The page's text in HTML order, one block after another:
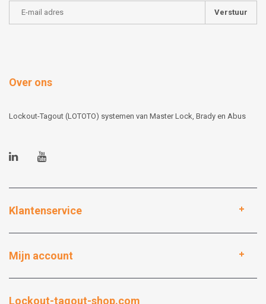
Verstuur
Over ons
Lockout-Tagout (LOTOTO) systemen van Master Lock, Brady en Abus
Klantenservice
Mijn account
Lockout-tagout-shop.com